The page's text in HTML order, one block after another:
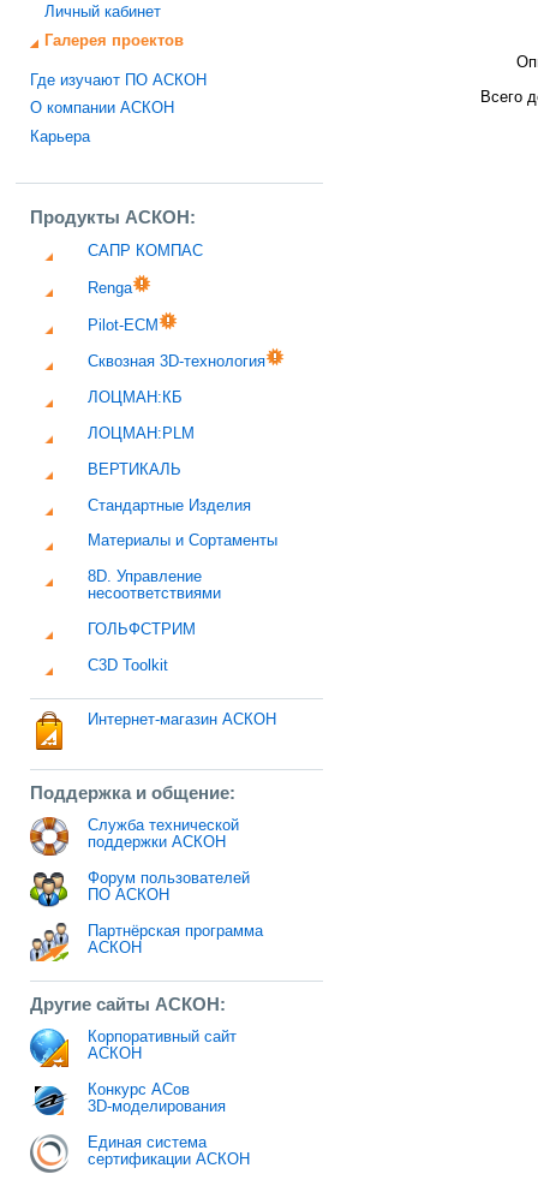
Личный кабинет
Галерея проектов
Где изучают ПО АСКОН
О компании АСКОН
Карьера
Продукты АСКОН:
САПР КОМПАС
Renga
Pilot-ECM
Сквозная 3D-технология
ЛОЦМАН:КБ
ЛОЦМАН:PLM
ВЕРТИКАЛЬ
Стандартные Изделия
Материалы и Сортаменты
8D. Управление
несоответствиями
ГОЛЬФСТРИМ
C3D Toolkit
Интернет-магазин АСКОН
Поддержка и общение:
Служба технической
поддержки АСКОН
Форум пользователей
ПО АСКОН
Партнёрская программа
АСКОН
Другие сайты АСКОН:
Корпоративный сайт
АСКОН
Конкурс АСов
3D-моделирования
Единая система
сертификации АСКОН
Всего